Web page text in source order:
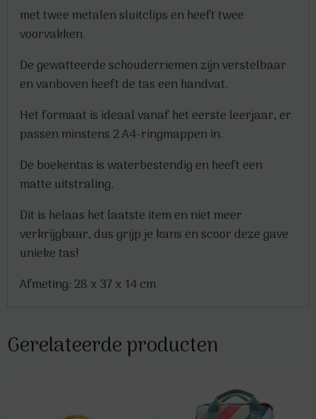
met twee metalen sluitclips en heeft twee
voorvakken.
De gewatteerde schouderriemen zijn verstelbaar
en vanboven heeft de tas een handvat.
Het formaat is ideaal vanaf het eerste leerjaar, er
passen minstens 2 A4-ringmappen in.
De boekentas is waterbestendig en heeft een
matte uitstraling.
Dit is helaas het laatste item en niet meer
verkrijgbaar, dus grijp je kans en scoor deze gave
unieke tas!
Afmeting: 28 x 37 x 14 cm
Gerelateerde producten